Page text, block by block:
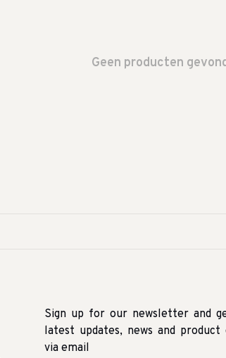
Geen producten
Sign up for our newsletter and
latest updates, news and product
via email